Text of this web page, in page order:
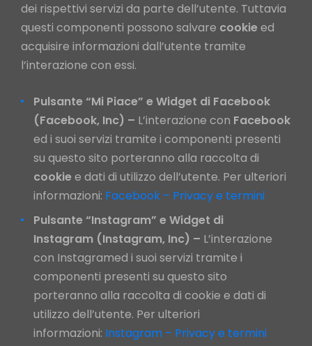
dei rispettivi servizi da parte dell’utente. Tuttavia
questi componenti possono salvare cookie ed
acquisire informazioni dall’utente tramite
l’interazione con essi.
Pulsante “Mi Piace” e Widget di Facebook
(Facebook, Inc) – L’interazione con Facebook
ed i suoi servizi tramite i componenti presenti
su questo sito porteranno alla raccolta di
cookie e dati di utilizzo dell’utente. Per ulteriori
informazioni: Facebook – Privacy e termini
Pulsante “Instagram” e Widget di
Instagram (Instagram, Inc) – L’interazione
con Instagramed i suoi servizi tramite i
componenti presenti su questo sito
porteranno alla raccolta di cookie e dati di
utilizzo dell’utente. Per ulteriori
informazioni: Instagram – Privacy e termini